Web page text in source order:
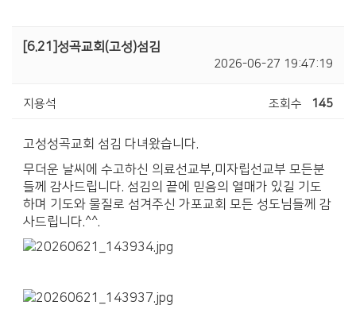
[6.21]성곡교회(고성)섬김
2026-06-27 19:47:19
지용석 조회수 145
고성성곡교회 섬김 다녀왔습니다.
무더운 날씨에 수고하신 의료선교부,미자립선교부 모든분
들께 감사드립니다. 섬김의 끝에 믿음의 열매가 있길 기도
하며 기도와 물질로 섬겨주신 가포교회 모든 성도님들께 감
사드립니다.^^.